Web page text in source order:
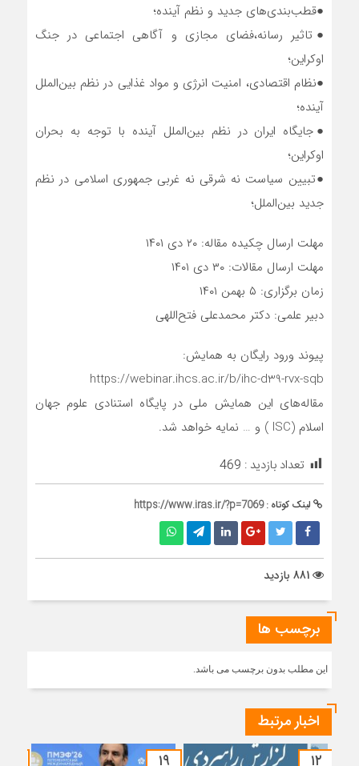
●قطب‌بندی‌های جدید و نظم آینده؛
●تاثیر رسانه،فضای مجازی و آگاهی اجتماعی در جنگ
اوکراین؛
●نظام اقتصادی، امنیت انرژی و مواد غذایی در نظم بین‌الملل
آینده؛
●جایگاه ایران در نظم بین‌الملل آینده با توجه به بحران
اوکراین؛
●تبیین سیاست نه شرقی نه غربی جمهوری اسلامی در نظم
جدید بین‌الملل؛
مهلت ارسال چکیده مقاله: ۲۰ دی ۱۴۰۱
مهلت ارسال مقالات: ۳۰ دی ۱۴۰۱
زمان برگزاری: ۵ بهمن ۱۴۰۱
دبیر علمی: دکتر محمدعلی فتح‌اللهی
پیوند ورود رایگان به همایش:
https://webinar.ihcs.ac.ir/b/ihc-d39-rvx-sqb
مقاله‌های این همایش ملی در پایگاه استنادی علوم جهان
اسلام (ISC ) و … نمایه خواهد شد.
تعداد بازدید : 469
لینک کوتاه :https://www.iras.ir/?p=7069
برچسب ها
این مطلب بدون برچسب می باشد.
اخبار مرتبط
۱۲ ۱۹